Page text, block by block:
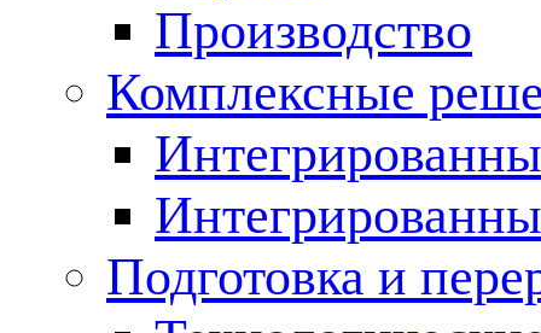
Производство
Комплексные
Подготовка и